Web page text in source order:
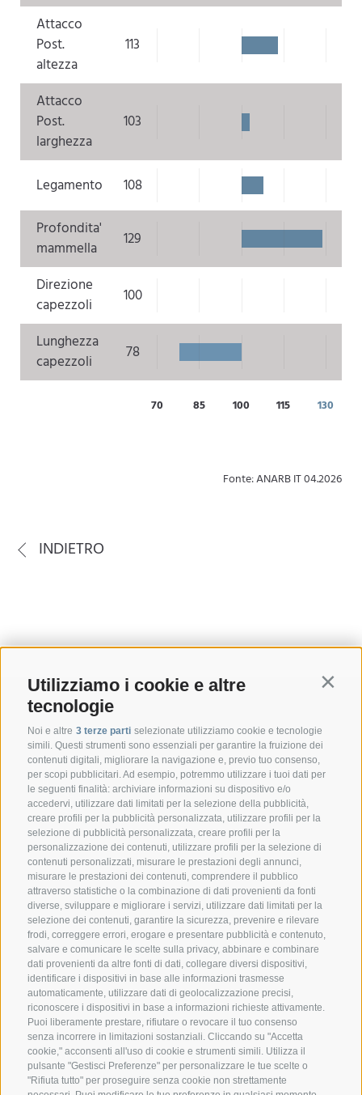
Utilizziamo i cookie e altre
tecnologie
Noi e altre 3 terze parti selezionate utilizziamo cookie e tecnologie
simili. Questi strumenti sono essenziali per garantire la fruizione dei
contenuti digitali, migliorare la navigazione e, previo tuo consenso,
per scopi pubblicitari. Ad esempio, potremmo utilizzare i tuoi dati per
le seguenti finalità: archiviare informazioni su dispositivo e/o
accedervi, utilizzare dati limitati per la selezione della pubblicità,
creare profili per la pubblicità personalizzata, utilizzare profili per la
selezione di pubblicità personalizzata, creare profili per la
personalizzazione dei contenuti, utilizzare profili per la selezione di
contenuti personalizzati, misurare le prestazioni degli annunci,
misurare le prestazioni dei contenuti, comprendere il pubblico
attraverso statistiche o la combinazione di dati provenienti da fonti
diverse, sviluppare e migliorare i servizi, utilizzare dati limitati per la
selezione dei contenuti, garantire la sicurezza, prevenire e rilevare
frodi, correggere errori, erogare e presentare pubblicità e contenuto,
salvare e comunicare le scelte sulla privacy, abbinare e combinare
dati provenienti da altre fonti di dati, collegare diversi dispositivi,
identificare i dispositivi in base alle informazioni trasmesse
automaticamente, utilizzare dati di geolocalizzazione precisi,
riconoscere i dispositivi in base a informazioni richieste attivamente.
Puoi liberamente prestare, rifiutare o revocare il tuo consenso
senza incorrere in limitazioni sostanziali. Cliccando su "Accetta
cookie," acconsenti all'uso di cookie e strumenti simili. Utilizza il
pulsante "Gestisci Preferenze" per personalizzare le tue scelte o
"Rifiuta tutto" per proseguire senza cookie non strettamente
Attacco
Post.
altezza
113
Attacco
Post.
larghezza
103
Legamento
108
Profondita'
mammella
129
Direzione
capezzoli
100
Lunghezza
capezzoli
78
70 85 100 115 130
Fonte: ANARB IT 04.2026
INDIETRO
CONTATTO
Federazione Prov.le Allevatori Trento
Via delle Bettine, 40 - 38121 Trento
Tel.:+39 0461 432111
info@superbrown.it
REGISTRAZIONE NEWSLETTER